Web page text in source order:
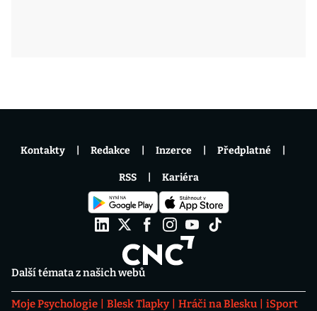
Další témata z našich webů
Moje Psychologie Blesk Tlapky Hráči na Blesku
iSport
Kontakty Redakce Inzerce Předplatné
RSS Kariéra